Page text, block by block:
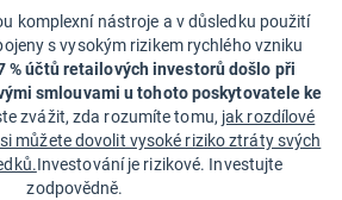
komplexní nástroje a v důsledku použití
s vysokým rizikem rychlého vzniku
% účtů retailových investorů došlo při
smlouvami u tohoto poskytovatele ke
zvážit, zda rozumíte tomu, jak rozdílové
můžete dovolit vysoké riziko ztráty svých
Investování je rizikové. Investujte
zodpovědně.